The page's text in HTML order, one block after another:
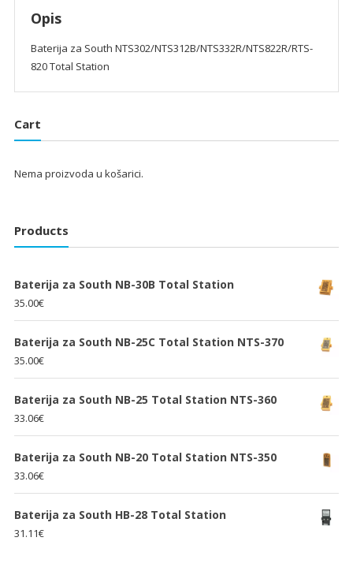
Opis
Baterija za South NTS302/NTS312B/NTS332R/NTS822R/RTS-
820 Total Station
Cart
Nema proizvoda u košarici.
Products
Baterija za South NB-30B Total Station
35.00€
Baterija za South NB-25C Total Station NTS-370
35.00€
Baterija za South NB-25 Total Station NTS-360
33.06€
Baterija za South NB-20 Total Station NTS-350
33.06€
Baterija za South HB-28 Total Station
31.11€